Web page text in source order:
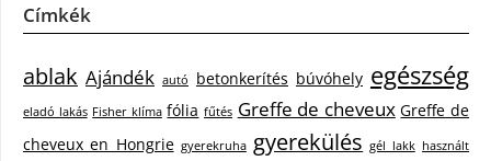
Címkék
ablak Ajándék autó betonkerítés búvóhely egészség
eladó lakás Fisher klíma fólia fűtés Greffe de cheveux Greffe de
cheveux en Hongrie gyerekruha gyerekülés gél lakk használt